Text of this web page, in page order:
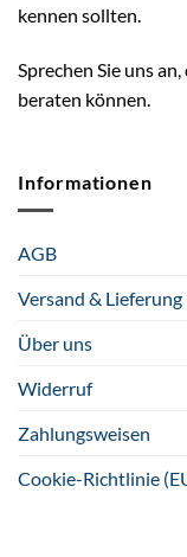
kennen sollten.
Sprechen Sie uns
beraten können.
Informationen
AGB
Versand & Lieferung
Über uns
Widerruf
Zahlungsweisen
Cookie-Richtlinie